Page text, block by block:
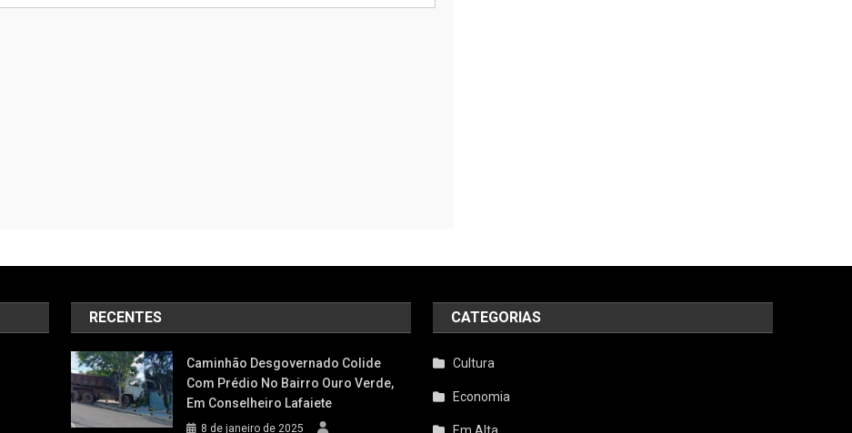
RECENTES
Caminhão Desgovernado Colide
Com Prédio No Bairro Ouro Verde,
Em Conselheiro Lafaiete
8 de janeiro de 2025
CATEGORIAS
Cultura
Economia